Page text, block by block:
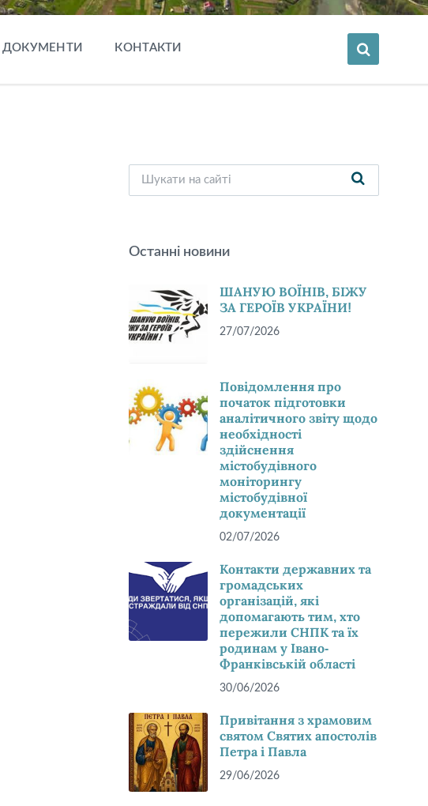
ДОКУМЕНТИ КОНТАКТИ
Останні новини
ШАНУЮ ВОЇНІВ, БІЖУ
ЗА ГЕРОЇВ УКРАЇНИ!
27/07/2026
Повідомлення про
початок підготовки
аналітичного звіту щодо
необхідності
здійснення
містобудівного
моніторингу
містобудівної
документації
02/07/2026
Контакти державних та
громадських
організацій, які
допомагають тим, хто
пережили СНПК та їх
родинам у Івано-
Франківській області
30/06/2026
Привітання з храмовим
святом Святих апостолів
Петра і Павла
29/06/2026